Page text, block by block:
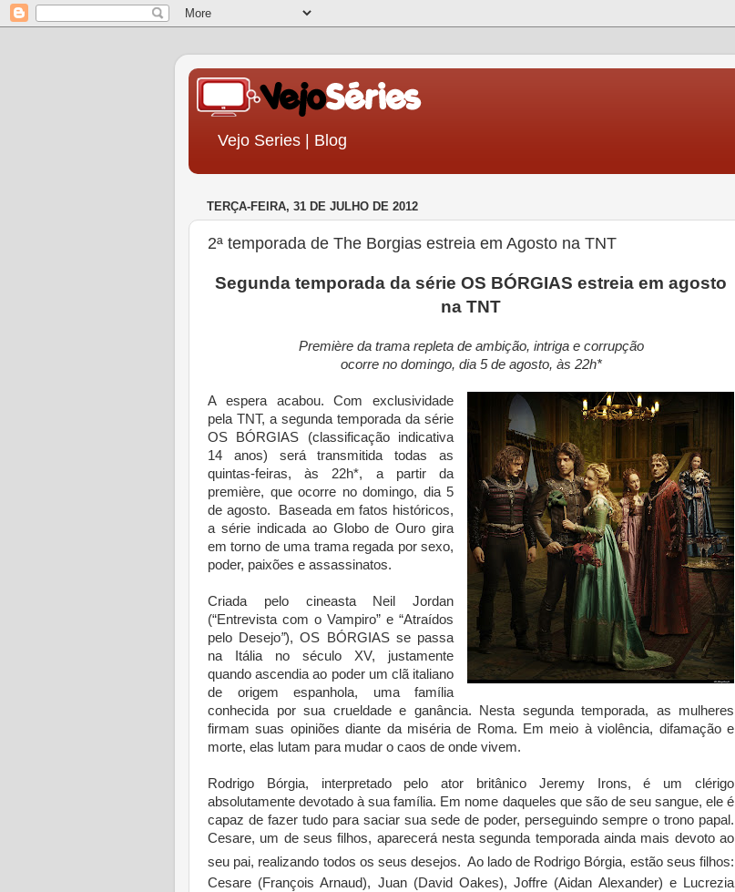
Vejo Series | Blog
TERÇA-FEIRA, 31 DE JULHO DE 2012
2ª temporada de The Borgias estreia em Agosto na TNT
Segunda temporada da série OS BÓRGIAS estreia em agosto
na TNT
Première da trama repleta de ambição, intriga e corrupção
ocorre no domingo, dia 5 de agosto, às 22h*
A espera acabou. Com exclusividade
pela TNT, a segunda temporada da série
OS BÓRGIAS (classificação indicativa
14 anos) será transmitida todas as
quintas-feiras, às 22h*, a partir da
première, que ocorre no domingo, dia 5
de agosto. Baseada em fatos históricos,
a série indicada ao Globo de Ouro gira
em torno de uma trama regada por sexo,
poder, paixões e assassinatos.
Criada pelo cineasta Neil Jordan
(“Entrevista com o Vampiro” e “Atraídos
pelo Desejo”), OS BÓRGIAS se passa
na Itália no século XV, justamente
quando ascendia ao poder um clã italiano
de origem espanhola, uma família
conhecida por sua crueldade e ganância. Nesta segunda temporada, as mulheres
firmam suas opiniões diante da miséria de Roma. Em meio à violência, difamação e
morte, elas lutam para mudar o caos de onde vivem.
Rodrigo Bórgia, interpretado pelo ator britânico Jeremy Irons, é um clérigo
absolutamente devotado à sua família. Em nome daqueles que são de seu sangue, ele é
capaz de fazer tudo para saciar sua sede de poder, perseguindo sempre o trono papal.
Cesare, um de seus filhos, aparecerá nesta segunda temporada ainda mais devoto ao
seu pai, realizando todos os seus desejos. Ao lado de Rodrigo Bórgia, estão seus filhos:
Cesare (François Arnaud), Juan (David Oakes), Joffre (Aidan Alexander) e Lucrezia